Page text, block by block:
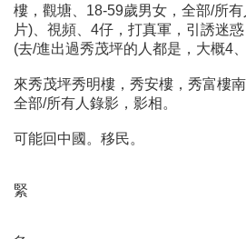
樓，觀塘、18-59歲男女，全部/所
片)、視頻、4仔，打真軍，引誘迷惑
(去/進出過秀茂坪的人都是，大概4
來秀茂坪秀明樓，秀安樓，秀富樓
全部/所有人錄影，影相。
可能回中國。移民。
緊